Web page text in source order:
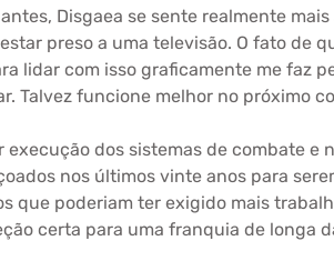
Disgaea se sente realmente
preso a uma televisão. O fato de
lidar com isso graficamente me faz
Talvez funcione melhor no próximo
execução dos sistemas de combate e
nos últimos vinte anos para
que poderiam ter exigido mais
certa para uma franquia de longa